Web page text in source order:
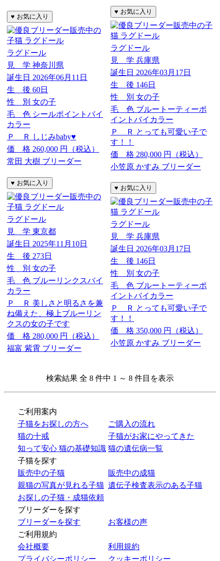
ラグドール
見 学 神奈川県
誕生日 2026年06月11日
生 後 60日
性 別 女の子
毛 色 シールポイントバイ
カラー
Ｐ Ｒ
しじみbaby♥️
価 格 260,000 円（税込）
常田 大樹 ブリーダー
ラグドール
見 学 兵庫県
誕生日 2026年03月17日
生 後 146日
性 別 女の子
毛 色 ブルートーティーポ
イントバイカラー
Ｐ Ｒ とっても可愛い子で
す！！
価 格 280,000 円（税込）
小笠原 かすみ ブリーダー
ラグドール
見 学 東京都
誕生日 2025年11月10日
生 後 273日
性 別 女の子
毛 色 ブルーリンクスバイ
カラー
Ｐ Ｒ 美しさと明るさを兼
ね備えた、極上ブルーリン
クスの女の子です
価 格 280,000 円（税込）
福富 紫霄 ブリーダー
ラグドール
見 学 兵庫県
誕生日 2026年03月17日
生 後 146日
性 別 女の子
毛 色 ブルートーティーポ
イントバイカラー
Ｐ Ｒ とっても可愛い子で
す！！
価 格 350,000 円（税込）
小笠原 かすみ ブリーダー
検索結果 全 8 件中 1 ～ 8 件目を表示
ご利用案内
子猫をお探しの方へ
ご購入の流れ
猫の十戒
子猫がお家にやってきた
知って安心 猫の基礎知識 猫の遺伝病一覧
子猫を探す
販売中の子猫
販売中の成猫
親猫の写真が見れる子猫 遺伝子検査表示のある子猫
お探しの子猫・成猫依頼
ブリーダーを探す
ブリーダーを探す
お客様の声
ご利用規約
会社概要
利用規約
プライバシーポリシー
クッキーポリシー